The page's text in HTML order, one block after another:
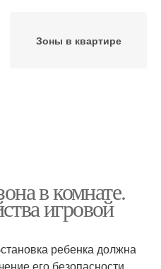
Зоны в квартире
в комнате.
игровой
ребенка должна